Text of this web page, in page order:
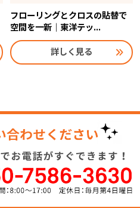
フローリングとクロスの貼替で
空間を一新｜東洋テッ...
詳しく見る